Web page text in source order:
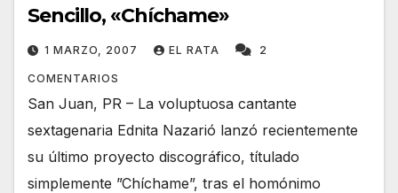
Sencillo, «Chíchame»
1 MARZO, 2007 EL RATA 2
COMENTARIOS
San Juan, PR – La voluptuosa cantante
sextagenaria Ednita Nazarió lanzó recientemente
su último proyecto discográfico, títulado
simplemente ”Chíchame”, tras el homónimo